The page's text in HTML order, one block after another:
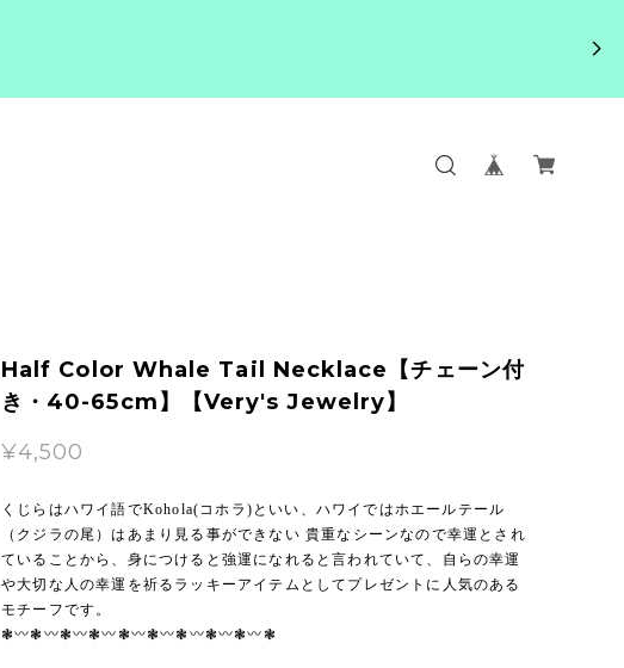
Half Color Whale Tail Necklace【チェーン付
き・40-65cm】【Very's Jewelry】
¥4,500
くじらはハワイ語でKohola(コホラ)といい、ハワイではホエールテール
（クジラの尾）はあまり見る事ができない 貴重なシーンなので幸運とされ
ていることから、身につけると強運になれると言われていて、自らの幸運
や大切な人の幸運を祈るラッキーアイテムとしてプレゼントに人気のある
モチーフです。
❃〰︎❃〰︎❃〰︎❃〰︎❃〰︎❃〰︎❃〰︎❃〰︎❃〰︎❃